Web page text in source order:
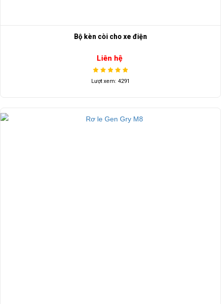
Bộ kèn còi cho xe điện
Liên hệ
Lượt xem: 4291